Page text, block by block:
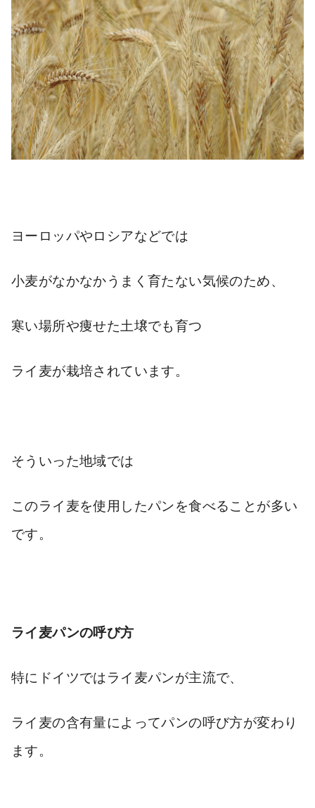
ヨーロッパやロシアなどでは
小麦がなかなかうまく育たない気候のため、
寒い場所や痩せた土壌でも育つ
ライ麦が栽培されています。
そういった地域では
このライ麦を使用したパンを食べることが多い
です。
ライ麦パンの呼び方
特にドイツではライ麦パンが主流で、
ライ麦の含有量によってパンの呼び方が変わり
ます。